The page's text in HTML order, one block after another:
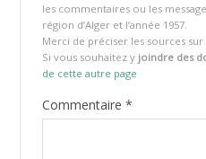
les commentaires ou les
région d’Alger et l’année 1957.
Merci de préciser les sources sur
Si vous souhaitez y joindre des
de cette autre page
Commentaire *